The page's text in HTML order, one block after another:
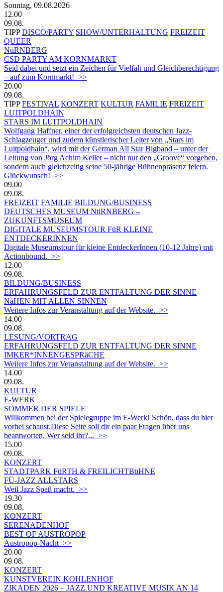
Sonntag, 09.08.2026
12.00
09.08.
TIPP DISCO/PARTY SHOW/UNTERHALTUNG FREIZEIT
QUEER
NüRNBERG
CSD PARTY AM KORNMARKT
Seid dabei und setzt ein Zeichen für Vielfalt und Gleichberechtigung
– auf zum Kornmarkt! >>
20.00
09.08.
TIPP FESTIVAL KONZERT KULTUR FAMILIE FREIZEIT
LUITPOLDHAIN
STARS IM LUITPOLDHAIN
Wolfgang Haffner, einer der erfolgreichsten deutschen Jazz-
Schlagzeuger und zudem künstlerischer Leiter von „Stars im
Luitpoldhain“, wird mit der German All Star Bigband – unter der
Leitung von Jörg Achim Keller – nicht nur den „Groove“ vorgeben,
sondern auch gleichzeitig seine 50-jährige Bühnenpräsenz feiern.
Glückwunsch! >>
09.00
09.08.
FREIZEIT FAMILIE BILDUNG/BUSINESS
DEUTSCHES MUSEUM NüRNBERG –
ZUKUNFTSMUSEUM
DIGITALE MUSEUMSTOUR FüR KLEINE
ENTDECKERINNEN
Digitale Museumstour für kleine EntdeckerInnen (10-12 Jahre) mit
Actionbound. >>
12.00
09.08.
BILDUNG/BUSINESS
ERFAHRUNGSFELD ZUR ENTFALTUNG DER SINNE
NäHEN MIT ALLEN SINNEN
Weitere Infos zur Veranstaltung auf der Website. >>
14.00
09.08.
LESUNG/VORTRAG
ERFAHRUNGSFELD ZUR ENTFALTUNG DER SINNE
IMKER*INNENGESPRäCHE
Weitere Infos zur Veranstaltung auf der Website. >>
14.00
09.08.
KULTUR
E-WERK
SOMMER DER SPIELE
Willkommen bei der Spielegruppe im E-Werk! Schön, dass du hier
vorbei schaust.Diese Seite soll dir ein paar Fragen über uns
beantworten. Wer seid ihr?... >>
15.00
09.08.
KONZERT
STADTPARK FüRTH & FREILICHTBüHNE
FÜ-JAZZ ALLSTARS
Weil Jazz Spaß macht. >>
19.30
09.08.
KONZERT
SERENADENHOF
BEST OF AUSTROPOP
Austropop-Nacht >>
20.00
09.08.
KONZERT
KUNSTVEREIN KOHLENHOF
ZIKADEN 2026 – JAZZ UND KREATIVE MUSIK AN 14